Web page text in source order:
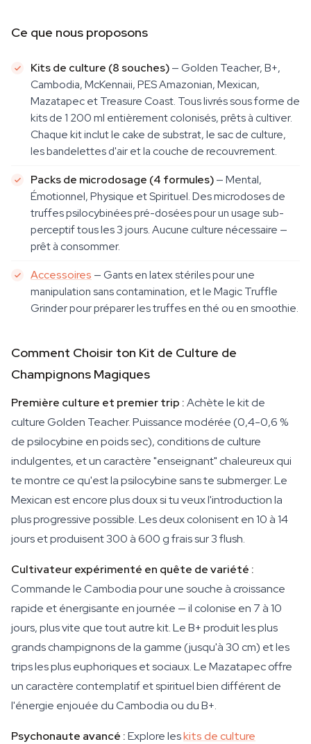
Ce que nous proposons
Kits de culture (8 souches)— Golden Teacher, B+,
Cambodia, McKennaii, PES Amazonian, Mexican,
Mazatapec et Treasure Coast. Tous livrés sous forme de
kits de 1 200 ml entièrement colonisés, prêts à cultiver.
Chaque kit inclut le cake de substrat, le sac de culture,
les bandelettes d'air et la couche de recouvrement.
Packs de microdosage (4 formules)— Mental,
Émotionnel, Physique et Spirituel. Des microdoses de
truffes psilocybinées pré-dosées pour un usage sub-
perceptif tous les 3 jours. Aucune culture nécessaire —
prêt à consommer.
Accessoires — Gants en latex stériles pour une
manipulation sans contamination, et le Magic Truffle
Grinder pour préparer les truffes en thé ou en smoothie.
Comment Choisir ton Kit de Culture de
Champignons Magiques
Première culture et premier trip :Achète le kit de
culture Golden Teacher. Puissance modérée (0,4-0,6 %
de psilocybine en poids sec), conditions de culture
indulgentes, et un caractère "enseignant" chaleureux qui
te montre ce qu'est la psilocybine sans te submerger. Le
Mexican est encore plus doux si tu veux l'introduction la
plus progressive possible. Les deux colonisent en 10 à 14
jours et produisent 300 à 600 g frais sur 3 flush.
Cultivateur expérimenté en quête de variété :
Commande le Cambodia pour une souche à croissance
rapide et énergisante en journée — il colonise en 7 à 10
jours, plus vite que tout autre kit. Le B+ produit les plus
grands champignons de la gamme (jusqu'à 30 cm) et les
trips les plus euphoriques et sociaux. Le Mazatapec offre
un caractère contemplatif et spirituel bien différent de
l'énergie enjouée du Cambodia ou du B+.
Psychonaute avancé :Explore leskits de culture